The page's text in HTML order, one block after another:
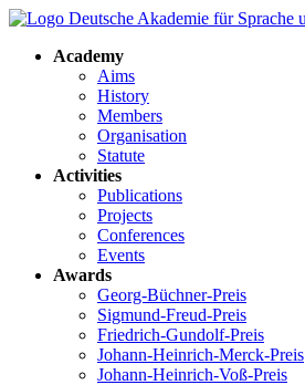
Academy
Aims
History
Members
Organisation
Statute
Activities
Publications
Projects
Conferences
Events
Awards
Georg-Büchner-Preis
Sigmund-Freud-Preis
Friedrich-Gundolf-Preis
Johann-Heinrich-Merck-Preis
Johann-Heinrich-Voß-Preis